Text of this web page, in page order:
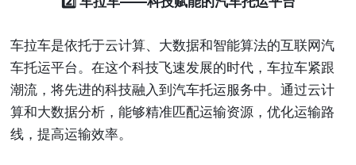
车拉车是依托于云计算、大数据和智能算法的互联网汽
车托运平台。在这个科技飞速发展的时代，车拉车紧跟
潮流，将先进的科技融入到汽车托运服务中。通过云计
算和大数据分析，能够精准匹配运输资源，优化运输路
线，提高运输效率。